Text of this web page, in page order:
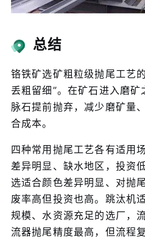
总结
铬铁矿选矿粗粒级抛尾工艺
丢粗留细”。在矿石进入磨
脉石提前抛弃，减少磨矿量
合成本。
四种常用抛尾工艺各有适用
差异明显、缺水地区，投资
选适合颜色差异明显、对抛
废率高但投资也高。跳汰机
规模、水资源充足的选厂，
流器抛尾精度最高，但流程